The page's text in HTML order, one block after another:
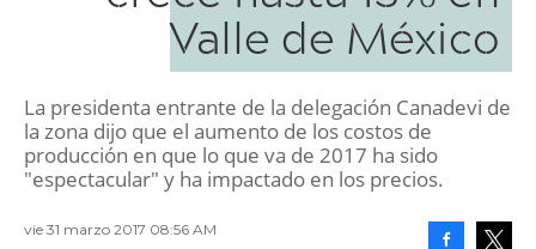
Valle de México
La presidenta entrante de la delegación Canadevi de
la zona dijo que el aumento de los costos de
producción en que lo que va de 2017 ha sido
"espectacular" y ha impactado en los precios.
vie 31 marzo 2017 08:56 AM